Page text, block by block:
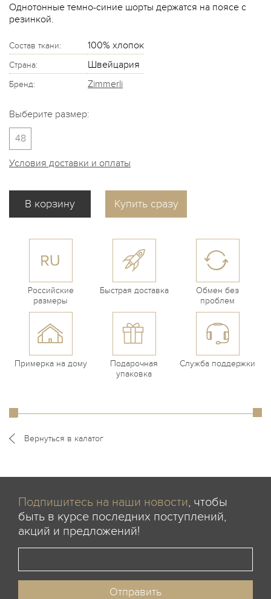
Однотонные темно-синие шорты держатся на поясе с
резинкой.
Состав ткани: 100% хлопок
Страна: Швейцария
Бренд: Zimmerli
Выберите размер:
48
Условия доставки и оплаты
Купить сразу
Российские
размеры
Быстрая доставка
Обмен без
проблем
Примерка на дому
Подарочная
упаковка
Служба поддержки
Вернуться в калатог
Подпишитесь на наши новости, чтобы
быть в курсе последних поступлений,
акций и предложений!